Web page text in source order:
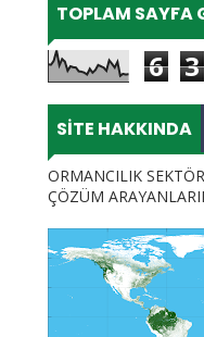
TOPLAM SAYFA
6 3
SITE HAKKINDA
ORMANCILIK
ÇÖZÜM